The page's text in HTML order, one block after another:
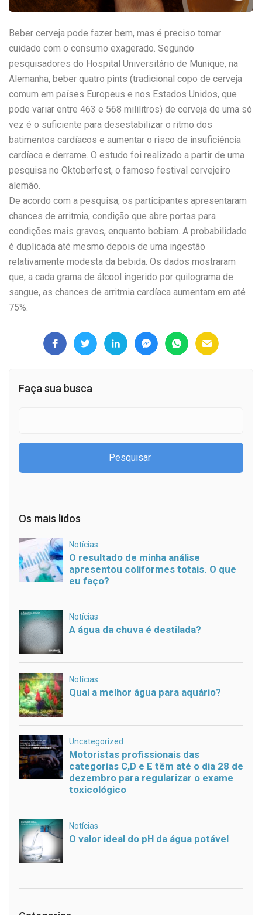
Beber cerveja pode fazer bem, mas é preciso tomar
cuidado com o consumo exagerado. Segundo
pesquisadores do Hospital Universitário de Munique, na
Alemanha, beber quatro pints (tradicional copo de cerveja
comum em países Europeus e nos Estados Unidos, que
pode variar entre 463 e 568 mililitros) de cerveja de uma só
vez é o suficiente para desestabilizar o ritmo dos
batimentos cardíacos e aumentar o risco de insuficiência
cardíaca e derrame. O estudo foi realizado a partir de uma
pesquisa no Oktoberfest, o famoso festival cervejeiro
alemão.
De acordo com a pesquisa, os participantes apresentaram
chances de arritmia, condição que abre portas para
condições mais graves, enquanto bebiam. A probabilidade
é duplicada até mesmo depois de uma ingestão
relativamente modesta da bebida. Os dados mostraram
que, a cada grama de álcool ingerido por quilograma de
sangue, as chances de arritmia cardíaca aumentam em até
75%.
Faça sua busca
Os mais lidos